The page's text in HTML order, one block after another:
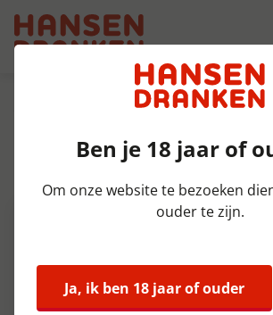
Product Detail
Finest Call Passion
100 cl
Ben je 18 jaar of
Om onze website te bezoeken
ouder te zijn.
Ja, ik ben 18 jaar of ouder